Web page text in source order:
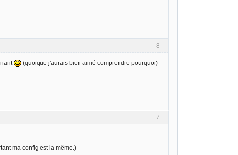
8
(quoique j'aurais bien aimé comprendre pourquoi)
7
ma config est la même.)